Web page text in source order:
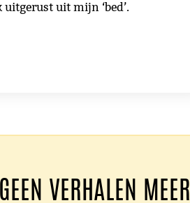
uitgerust uit mijn ‘bed’.
VERHALEN MEER